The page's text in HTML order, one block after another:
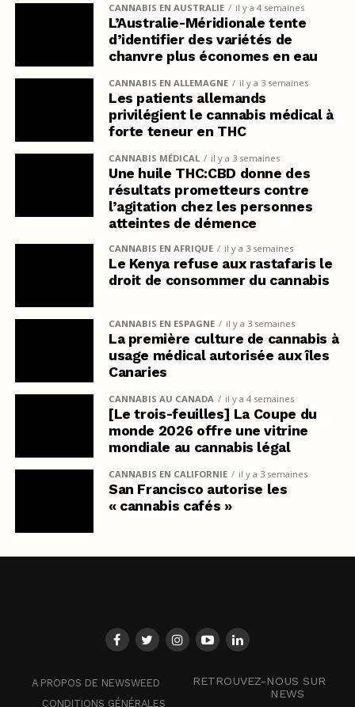
CANNABIS EN AUSTRALIE il y a 4 semaines
L’Australie-Méridionale tente
d’identifier des variétés de
chanvre plus économes en eau
CANNABIS EN ALLEMAGNE il y a 3 semaines
Les patients allemands
privilégient le cannabis médical à
forte teneur en THC
CANNABIS MÉDICAL il y a 3 semaines
Une huile THC:CBD donne des
résultats prometteurs contre
l’agitation chez les personnes
atteintes de démence
CANNABIS EN AFRIQUE il y a 3 semaines
Le Kenya refuse aux rastafaris le
droit de consommer du cannabis
CANNABIS EN ESPAGNE il y a 3 semaines
La première culture de cannabis à
usage médical autorisée aux îles
Canaries
CANNABIS AU CANADA il y a 4 semaines
[Le trois-feuilles] La Coupe du
monde 2026 offre une vitrine
mondiale au cannabis légal
CANNABIS EN CALIFORNIE il y a 3 semaines
San Francisco autorise les
« cannabis cafés »
A PROPOS DE NEWSWEED
CONDITIONS GÉNÉRALES
RETROUVEZ-NOUS SUR
NEWS